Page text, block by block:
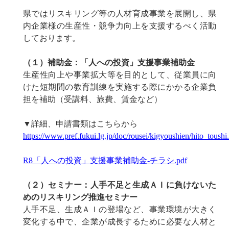
県ではリスキリング等の人材育成事業を展開し、県
内企業様の生産性・競争力向上を支援するべく活動
しております。
（１）補助金：「人への投資」支援事業補助金
生産性向上や事業拡大等を目的として、従業員に向
けた短期間の教育訓練を実施する際にかかる企業負
担を補助（受講料、旅費、賃金など）
▼詳細、申請書類はこちらから
https://www.pref.fukui.lg.jp/doc/rousei/kigyoushien/
R8「人への投資」支援事業補助金-チラシ.pdf
（２）セミナー：人手不足と生成ＡＩに負けないた
めのリスキリング推進セミナー
人手不足、生成ＡＩの登場など、事業環境が大きく
変化する中で、企業が成長するために必要な人材と